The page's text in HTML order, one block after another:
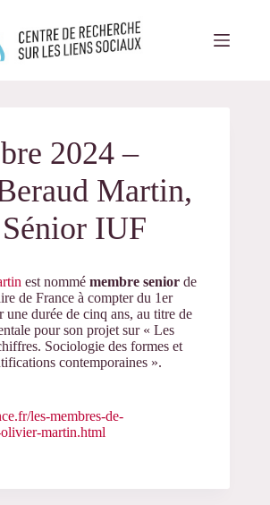
2024 –
Martin,
IUF
est nommé membre senior de
de France à compter du 1er
une durée de cinq ans, au titre de
pour son projet sur « Les
Sociologie des formes et
contemporaines ».
les-membres-de-
martin.html